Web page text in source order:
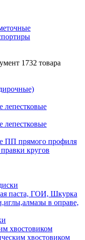
1732 товара
ПП прямого профиля
кругов
паста, ГОИ, Шкурка
в оправе,
хвостовиком
хвостовиком